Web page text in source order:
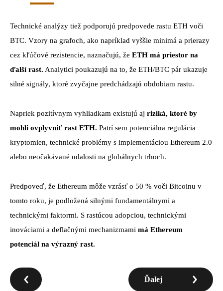
Technické analýzy tiež podporujú predpovede rastu ETH voči
BTC. Vzory na grafoch, ako napríklad vyššie minimá a prierazy
cez kľúčové rezistencie, naznačujú, že ETH má priestor na
ďalší rast. Analytici poukazujú na to, že ETH/BTC pár ukazuje
silné signály, ktoré zvyčajne predchádzajú obdobiam rastu.
Napriek pozitívnym vyhliadkam existujú aj riziká, ktoré by
mohli ovplyvniť rast ETH. Patrí sem potenciálna regulácia
kryptomien, technické problémy s implementáciou Ethereum 2.0
alebo neočakávané udalosti na globálnych trhoch.
Predpoveď, že Ethereum môže vzrásť o 50 % voči Bitcoinu v
tomto roku, je podložená silnými fundamentálnymi a
technickými faktormi. S rastúcou adopciou, technickými
inováciami a deflačnými mechanizmami má Ethereum
potenciál na výrazný rast.
Ďalej